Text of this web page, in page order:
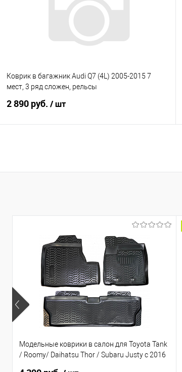
Под заказ
Коврик в багажник Audi Q7 (4L) 2005-2015 7
мест, 3 ряд сложен, рельсы
2 890 руб. / шт
Купить в 1 клик
Сравнение
Модельные коврики в салон для Toyota Tank
/ Roomy/ Daihatsu Thor / Subaru Justy с 2016